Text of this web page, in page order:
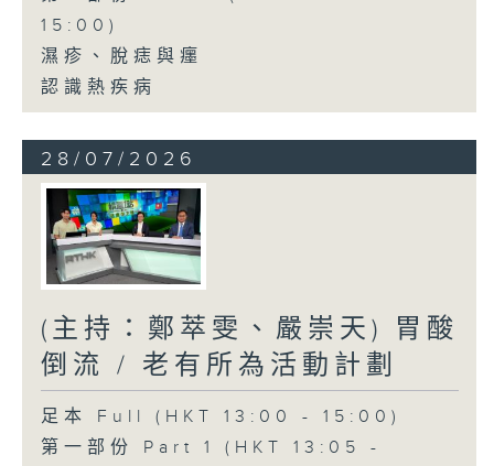
15:00)
濕疹、脫痣與癦
認識熱疾病
28/07/2026
(主持：鄭萃雯、嚴崇天) 胃酸
倒流 / 老有所為活動計劃
足本 Full (HKT 13:00 - 15:00)
第一部份 Part 1 (HKT 13:05 -